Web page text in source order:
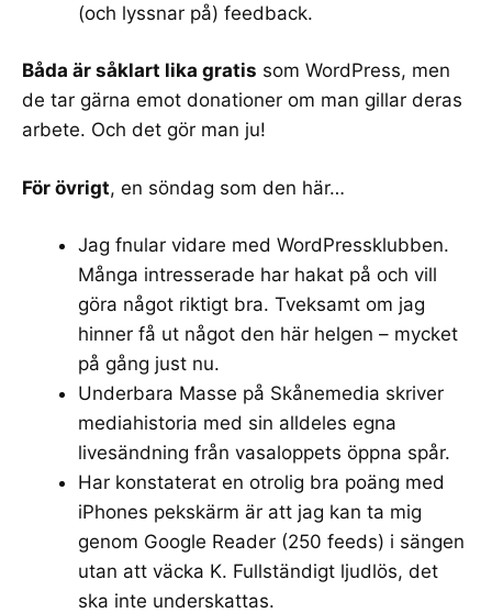
(och lyssnar på) feedback.
Båda är såklart lika gratis som WordPress, men
de tar gärna emot donationer om man gillar deras
arbete. Och det gör man ju!
För övrigt, en söndag som den här…
Jag fnular vidare med WordPressklubben.
Många intresserade har hakat på och vill
göra något riktigt bra. Tveksamt om jag
hinner få ut något den här helgen – mycket
på gång just nu.
Underbara Masse på Skånemedia skriver
mediahistoria med sin alldeles egna
livesändning från vasaloppets öppna spår.
Har konstaterat en otrolig bra poäng med
iPhones pekskärm är att jag kan ta mig
genom Google Reader (250 feeds) i sängen
utan att väcka K. Fullständigt ljudlös, det
ska inte underskattas.